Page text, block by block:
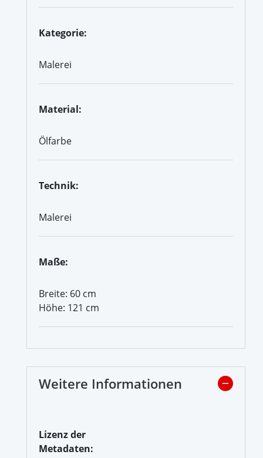
Kategorie:
Malerei
Material:
Ölfarbe
Technik:
Malerei
Maße:
Breite: 60 cm
Höhe: 121 cm
Weitere Informationen
Lizenz der
Metadaten: